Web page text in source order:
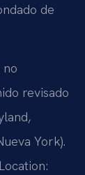
de
no
revisado
York).